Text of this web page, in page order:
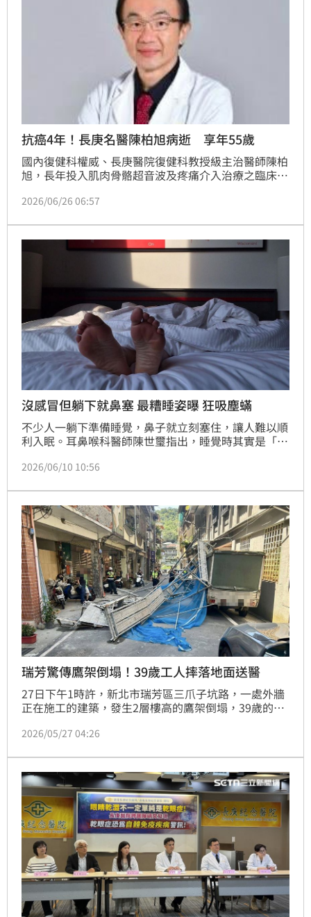
抗癌4年！長庚名醫陳柏旭病逝 享年55歲
國內復健科權威、長庚醫院復健科教授級主治醫師陳柏
旭，長年投入肌肉骨骼超音波及疼痛介入治療之臨床服
療，期間仍不放棄堅守崗位，昨傳出過世消息，享年55
捨。（記者：簡浩正）
2026/06/26 06:57
沒感冒但躺下就鼻塞 最糟睡姿曝 狂吸塵蟎
不少人一躺下準備睡覺，鼻子就立刻塞住，讓人難以順
利入眠。耳鼻喉科醫師陳世璽指出，睡覺時其實是「鼻
影響睡眠品質。他引述國內研究指出，趴睡是最容易加
吸入塵蟎「三重夾擊」的影響。
2026/06/10 10:56
瑞芳驚傳鷹架倒塌！39歲工人摔落地面送醫
27日下午1時許，新北市瑞芳區三爪子坑路，一處外牆
正在施工的建築，發生2層樓高的鷹架倒塌，39歲的蕭
楚，被送往基隆長庚醫院治療，無生命危險，詳細狀況
2026/05/27 04:26